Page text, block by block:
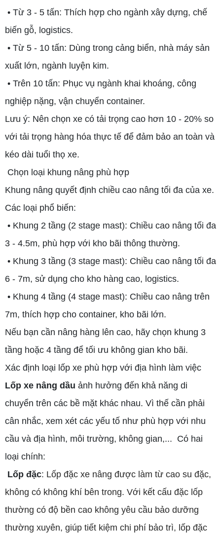
• Từ 3 - 5 tấn: Thích hợp cho ngành xây dựng, chế
biến gỗ, logistics.
• Từ 5 - 10 tấn: Dùng trong cảng biển, nhà máy sản
xuất lớn, ngành luyện kim.
• Trên 10 tấn: Phục vụ ngành khai khoáng, công
nghiệp nặng, vận chuyển container.
Lưu ý: Nên chọn xe có tải trọng cao hơn 10 - 20% so
với tải trọng hàng hóa thực tế để đảm bảo an toàn và
kéo dài tuổi thọ xe.
Chọn loại khung nâng phù hợp
Khung nâng quyết định chiều cao nâng tối đa của xe.
Các loại phổ biến:
• Khung 2 tầng (2 stage mast): Chiều cao nâng tối đa
3 - 4.5m, phù hợp với kho bãi thông thường.
• Khung 3 tầng (3 stage mast): Chiều cao nâng tối đa
6 - 7m, sử dụng cho kho hàng cao, logistics.
• Khung 4 tầng (4 stage mast): Chiều cao nâng trên
7m, thích hợp cho container, kho bãi lớn.
Nếu bạn cần nâng hàng lên cao, hãy chọn khung 3
tầng hoặc 4 tầng để tối ưu không gian kho bãi.
Xác định loại lốp xe phù hợp với địa hình làm việc
Lốp xe nâng dầu ảnh hưởng đến khả năng di
chuyển trên các bề mặt khác nhau. Vì thế cần phải
cân nhắc, xem xét các yếu tố như phù hợp với nhu
cầu và địa hình, môi trường, không gian,... Có hai
loại chính:
Lốp đặc: Lốp đặc xe nâng được làm từ cao su đặc,
không có không khí bên trong. Với kết cấu đặc lốp
thường có độ bền cao không yêu cầu bảo dưỡng
thường xuyên, giúp tiết kiệm chi phí bảo trì, lốp đặc